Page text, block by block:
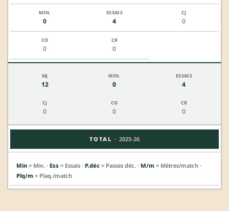
0 4 0
0 0
12 0 4
0 0 0
TOTAL · 2025-26
Min = Min. · Ess = Essais · P.déc = Passes déc. · M/m = Mètres/match ·
Plq/m = Plaq./match